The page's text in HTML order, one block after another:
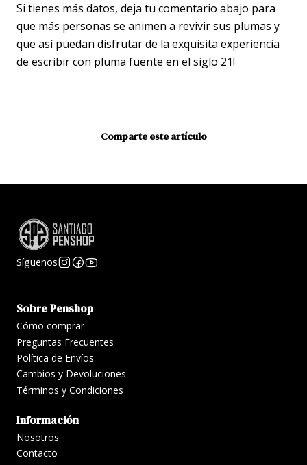
Si tienes más datos, deja tu comentario abajo para
que más personas se animen a revivir sus plumas y
que así puedan disfrutar de la exquisita experiencia
de escribir con pluma fuente en el siglo 21!
Comparte este artículo
Síguenos
Sobre Penshop
Cómo comprar
Preguntas Frecuentes
Política de Envíos
Cambios y Devoluciones
Términos y Condiciones
Información
Nosotros
Contacto